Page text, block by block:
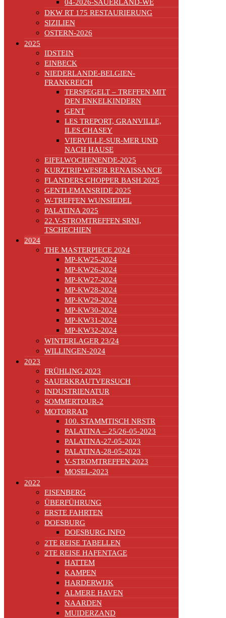
04-2026-SAUERLAND-WE
DKW RT 175 RESTAURIERUNG
SIZILIEN
OSTERN-2026
2025
IDSTEIN
EINBECK
NIEDERLANDE-BELGIEN-
FRANKREICH
TERSPEGELT – TREFFEN MIT
DEN ENKELKINDERN
GENT
LES TREPORT, GRANVILLE,
ILES CHASEY
VIERVILLE-SUR-MER UND
NACH HAUSE
EIFELWOCHENENDE-2025
KURZTRIP WESER RENAISSANCE
FLANDERS CHOPPER BASH 2025
GENTLEMANSRIDE 2025
W-TREFFEN WUNSIEDEL
PALATINA 2025
22.V-STROMTREFFEN SRNI,
TSCHECHIEN
2024
THE MASTERPIECE 2024
MP-KW25-2024
MP-KW26-2024
MP-KW27-2024
MP-KW28-2024
MP-KW29-2024
MP-KW30-2024
MP-KW31-2024
MP-KW32-2024
WINTERLAGER 23/24
WILLINGEN-2024
2023
FRÜHLING 2023
SAUERKRAUTVERSUCH
INDUSTRIENATUR
SOMMERTOUR-2
MOTORRAD
100. STAMMTISCH NRSTR
PALATINA – 25/26-05-2023
PALATINA-27-05-2023
PALATINA-28-05-2023
V-STROMTREFFEN 2023
MOSEL-2023
2022
EISENBERG
ÜBERFÜHRUNG
ERSTE FAHRTEN
DOESBURG
DOESBURG INFO
2TE REISE TABELLEN
2TE REISE HAFENTAGE
HATTEM
KAMPEN
HARDERWIJK
ALMERE HAVEN
NAARDEN
MUIDERZAND